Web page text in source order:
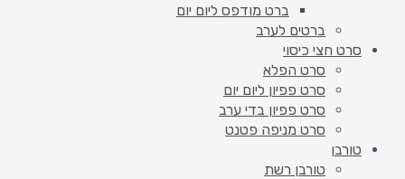
ברט מודפס ליום יום
ברטים לערב
סרט חצי כיסוי
סרט הפלא
סרט פפיון ליום יום
סרט פפיון בדי ערב
סרט מניפה פטנט
טורבן
טורבן רשת